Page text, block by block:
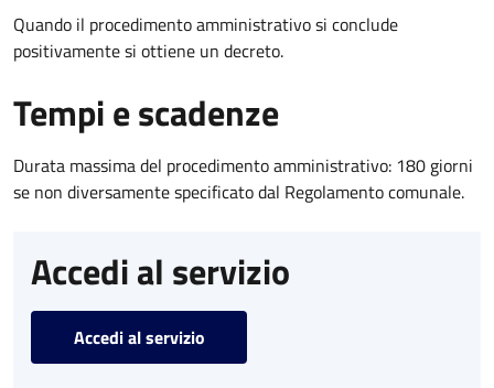
Quando il procedimento amministrativo si conclude
positivamente si ottiene un decreto.
Tempi e scadenze
Durata massima del procedimento amministrativo: 180 giorni
se non diversamente specificato dal Regolamento comunale.
Accedi al servizio
Accedi al servizio